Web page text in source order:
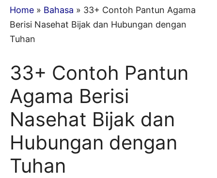
Home » Bahasa » 33+ Contoh Pantun Agama
Berisi Nasehat Bijak dan Hubungan dengan
Tuhan
33+ Contoh Pantun
Agama Berisi
Nasehat Bijak dan
Hubungan dengan
Tuhan